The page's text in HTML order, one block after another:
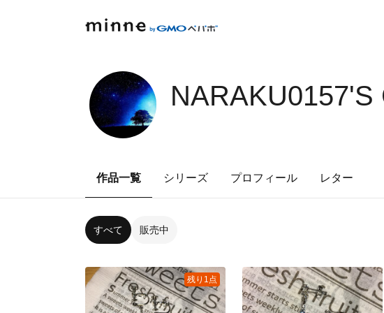
NARAKU0157'S
作品一覧 シリーズ プロフィール レター
すべて 販売中
残り1点